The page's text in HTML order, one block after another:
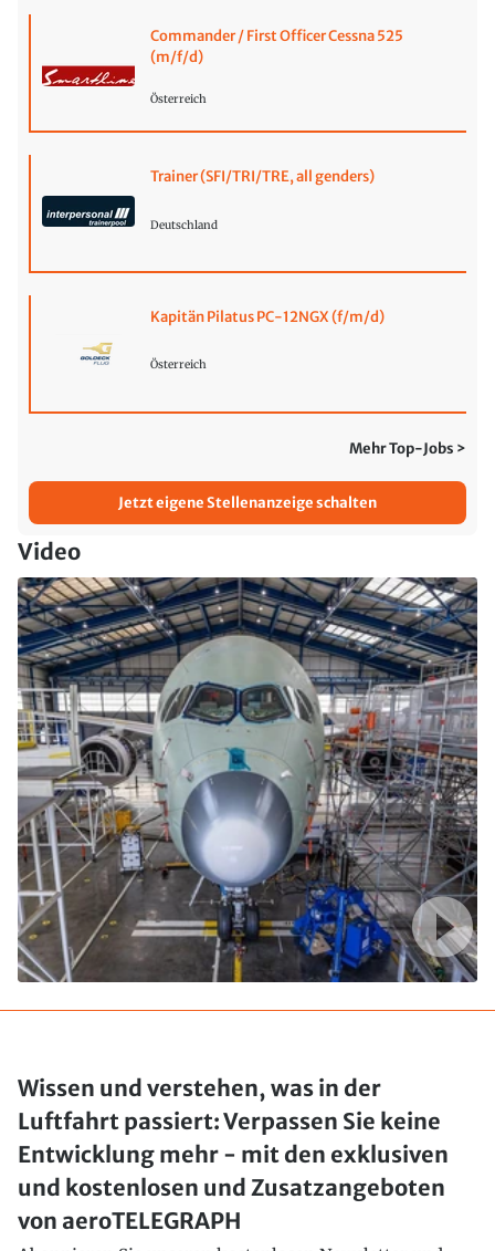
Commander / First Officer Cessna 525
(m/f/d)
Österreich
Trainer (SFI/TRI/TRE, all genders)
Deutschland
Kapitän Pilatus PC-12NGX (f/m/d)
Österreich
Mehr Top-Jobs >
Jetzt eigene Stellenanzeige schalten
Video
Wissen und verstehen, was in der
Luftfahrt passiert: Verpassen Sie keine
Entwicklung mehr - mit den exklusiven
und kostenlosen und Zusatzangeboten
von aeroTELEGRAPH